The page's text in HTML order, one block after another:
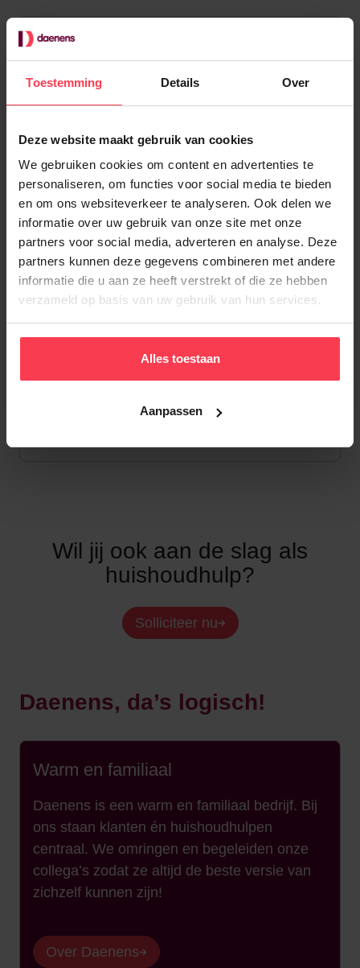
Toestemming Details Over
Deze website maakt gebruik van cookies
We gebruiken cookies om content en advertenties te
personaliseren, om functies voor social media te bieden
en om ons websiteverkeer te analyseren. Ook delen we
informatie over uw gebruik van onze site met onze
partners voor social media, adverteren en analyse. Deze
partners kunnen deze gegevens combineren met andere
informatie die u aan ze heeft verstrekt of die ze hebben
verzameld op basis van uw gebruik van hun services.
Alles toestaan
Aanpassen
Krijg persoonlijke ondersteuning
Op kantoor staan jouw Daenens-
administratie te regelen. Samen met jou
opleidingstrajectop zodat je met
Wil jij ook aan de slag als
huishoudhulp?
Solliciteer nu
Daenens, da’s logisch!
Warm en familiaal
Daenens is een warm en familiaal bedrijf. Bij
ons staan klanten én huishoudhulpen
centraal. We omringen en begeleiden onze
collega’s zodat ze altijd de beste versie van
zichzelf kunnen zijn!
Over Daenens